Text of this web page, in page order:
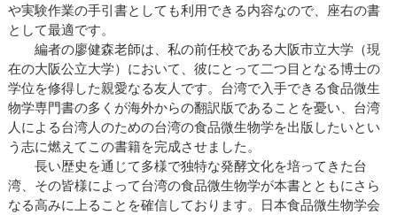
や実験作業の手引書としても利用できる内容なので、座右の書
として最適です。
編者の廖健森老師は、私の前任校である大阪市立大学（現
在の大阪公立大学）において、彼にとって二つ目となる博士の
学位を修得した親愛なる友人です。台湾で入手できる食品微生
物学専門書の多くが海外からの翻訳版であることを憂い、台湾
人による台湾人のための台湾の食品微生物学を出版したいとい
う志に燃えてこの書籍を完成させました。
長い歴史を通じて多様で独特な発酵文化を培ってきた台
湾、その皆様によって台湾の食品微生物学が本書とともにさら
なる高みに上ることを確信しております。日本食品微生物学会